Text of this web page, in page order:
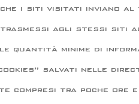
i siti visitati inviano
agli stessi siti
minime di
salvati nelle
compresi tra poche ore